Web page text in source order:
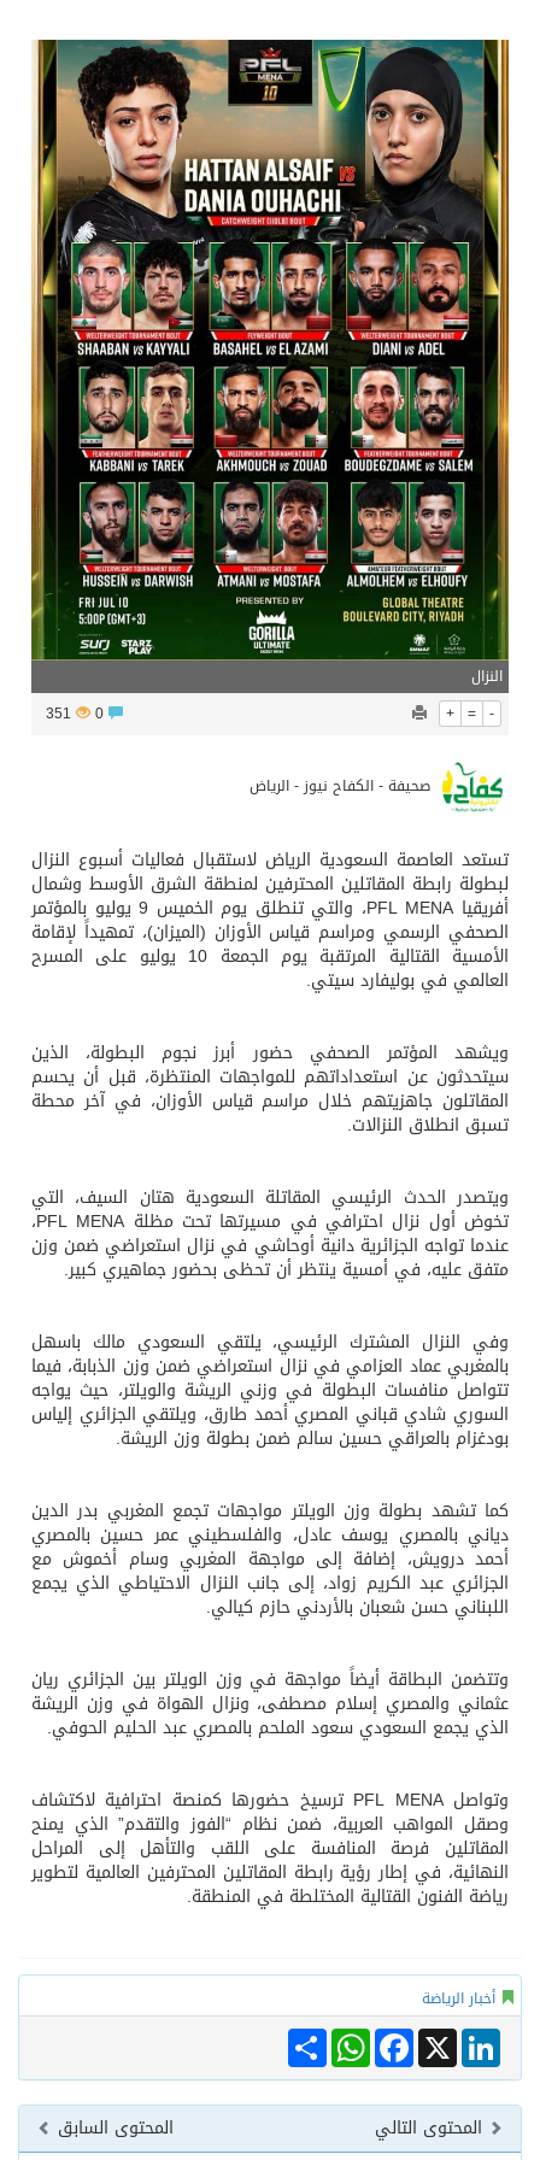
تشغيل قطاري 809 / 810 علي خط( شربين / قلين ) بكامل بجمهورية مصر العربيةجداولها خلال يومي 6 – 7 أغسطس الجاري
مركز الملك سلمان للإغاثة يضع حجر الأساس لمشروع بناء وإعادة تأهيل 13 مدرسة في محافظتي لحج والضالع
نادي سباقات الخيل يوقّع اتفاقية رعاية مع تطبيق ميدان
الهولندي مارينو بوستش يخلف يايسله في تدريب الاهلي
النزال
+ = -
351
صحيفة - الكفاح نيوز - الرياض
تستعد العاصمة السعودية الرياض لاستقبال فعاليات أسبوع النزال
لبطولة رابطة المقاتلين المحترفين لمنطقة الشرق الأوسط وشمال
أفريقيا PFL MENA، والتي تنطلق يوم الخميس 9 يوليو بالمؤتمر
الصحفي الرسمي ومراسم قياس الأوزان (الميزان)، تمهيداً لإقامة
الأمسية القتالية المرتقبة يوم الجمعة 10 يوليو على المسرح
العالمي في بوليفارد سيتي.
ويشهد المؤتمر الصحفي حضور أبرز نجوم البطولة، الذين
سيتحدثون عن استعداداتهم للمواجهات المنتظرة، قبل أن يحسم
المقاتلون جاهزيتهم خلال مراسم قياس الأوزان، في آخر محطة
تسبق انطلاق النزالات.
ويتصدر الحدث الرئيسي المقاتلة السعودية هتان السيف، التي
تخوض أول نزال احترافي في مسيرتها تحت مظلة PFL MENA،
عندما تواجه الجزائرية دانية أوحاشي في نزال استعراضي ضمن وزن
متفق عليه، في أمسية ينتظر أن تحظى بحضور جماهيري كبير.
وفي النزال المشترك الرئيسي، يلتقي السعودي مالك باسهل
بالمغربي عماد العزامي في نزال استعراضي ضمن وزن الذبابة، فيما
تتواصل منافسات البطولة في وزني الريشة والويلتر، حيث يواجه
السوري شادي قباني المصري أحمد طارق، ويلتقي الجزائري إلياس
بودغزام بالعراقي حسين سالم ضمن بطولة وزن الريشة.
كما تشهد بطولة وزن الويلتر مواجهات تجمع المغربي بدر الدين
دياني بالمصري يوسف عادل، والفلسطيني عمر حسين بالمصري
أحمد درويش، إضافة إلى مواجهة المغربي وسام أخموش مع
الجزائري عبد الكريم زواد، إلى جانب النزال الاحتياطي الذي يجمع
اللبناني حسن شعبان بالأردني حازم كيالي.
وتتضمن البطاقة أيضاً مواجهة في وزن الويلتر بين الجزائري ريان
عثماني والمصري إسلام مصطفى، ونزال الهواة في وزن الريشة
الذي يجمع السعودي سعود الملحم بالمصري عبد الحليم الحوفي.
وتواصل PFL MENA ترسيخ حضورها كمنصة احترافية لاكتشاف
وصقل المواهب العربية، ضمن نظام “الفوز والتقدم” الذي يمنح
المقاتلين فرصة المنافسة على اللقب والتأهل إلى المراحل
النهائية، في إطار رؤية رابطة المقاتلين المحترفين العالمية لتطوير
رياضة الفنون القتالية المختلطة في المنطقة.
أخبار الرياضة
Share
WhatsAppFacebook X
LinkedIn
المحتوى السابق المحتوى التالي